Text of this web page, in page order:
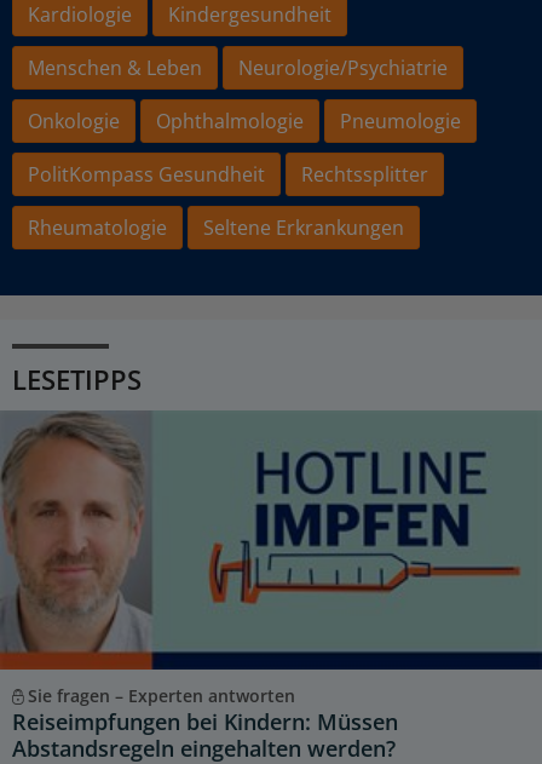
Kardiologie
Kindergesundheit
Menschen & Leben
Neurologie/Psychiatrie
Onkologie
Ophthalmologie
Pneumologie
PolitKompass Gesundheit
Rechtssplitter
Rheumatologie
Seltene Erkrankungen
LESETIPPS
Sie fragen – Experten antworten
Reiseimpfungen bei Kindern: Müssen
Abstandsregeln eingehalten werden?